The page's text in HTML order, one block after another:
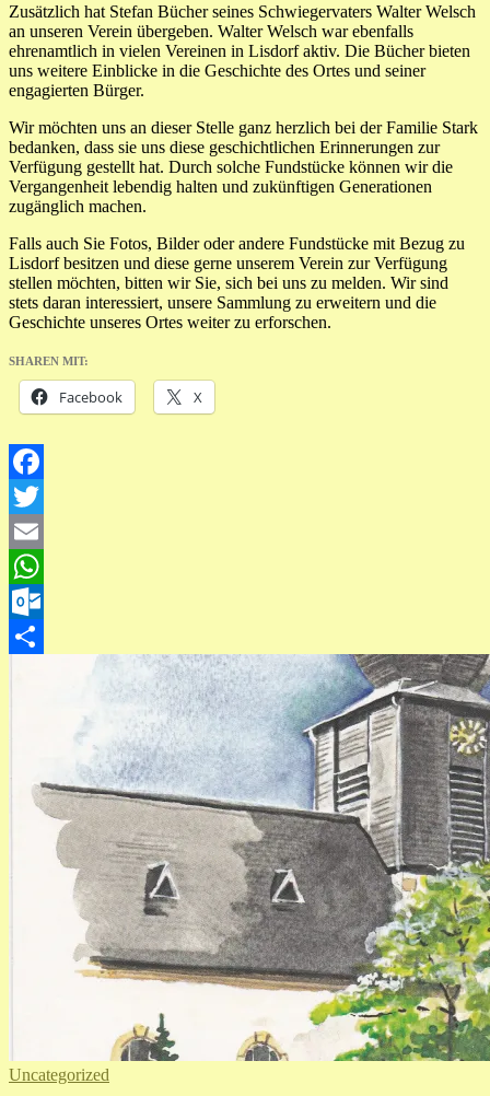
Zusätzlich hat Stefan Bücher seines Schwiegervaters Walter Welsch
an unseren Verein übergeben. Walter Welsch war ebenfalls
ehrenamtlich in vielen Vereinen in Lisdorf aktiv. Die Bücher bieten
uns weitere Einblicke in die Geschichte des Ortes und seiner
engagierten Bürger.
Wir möchten uns an dieser Stelle ganz herzlich bei der Familie Stark
bedanken, dass sie uns diese geschichtlichen Erinnerungen zur
Verfügung gestellt hat. Durch solche Fundstücke können wir die
Vergangenheit lebendig halten und zukünftigen Generationen
zugänglich machen.
Falls auch Sie Fotos, Bilder oder andere Fundstücke mit Bezug zu
Lisdorf besitzen und diese gerne unserem Verein zur Verfügung
stellen möchten, bitten wir Sie, sich bei uns zu melden. Wir sind
stets daran interessiert, unsere Sammlung zu erweitern und die
Geschichte unseres Ortes weiter zu erforschen.
SHAREN MIT:
Facebook X
Facebook
Twitter
Email
WhatsApp
Outlook.com
Uncategorized